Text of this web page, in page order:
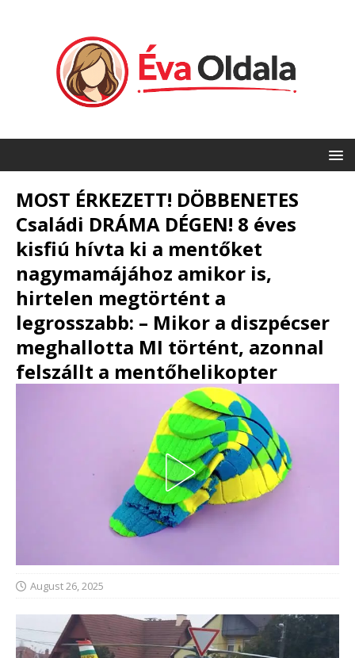
MOST ÉRKEZETT! DÖBBENETES
Családi DRÁMA DÉGEN! 8 éves
kisfiú hívta ki a mentőket
nagymamájához amikor is,
hirtelen megtörtént a
legrosszabb: – Mikor a diszpécser
meghallotta MI történt, azonnal
felszállt a mentőhelikopter
August 26, 2025